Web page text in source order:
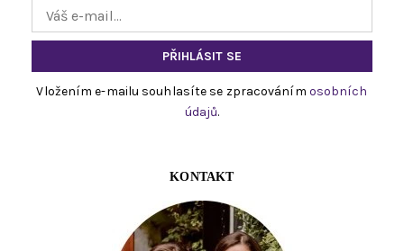
Vložením e-mailu souhlasíte se zpracováním osobních
údajů.
KONTAKT